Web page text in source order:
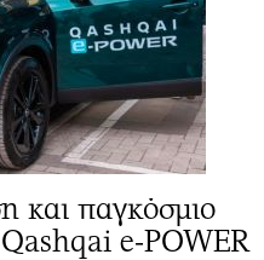
και παγκόσμιο
e-POWER